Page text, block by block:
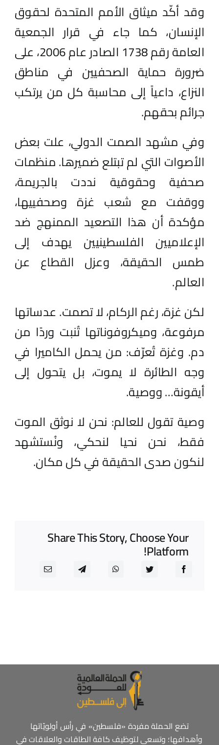
وقد أكّد ميثاق الأمم المتحدة لحقوق
الإنسان، كما جاء في قرار الجمعية
العامة رقم 1738 الصادر عام 2006، على
ضرورة حماية الصحفيين في مناطق
النزاع، داعياً إلى محاسبة كل من يرتكب
جرائم بحقهم.
وفي مشهد الصمت الدولي، علت بعض
الأصوات التي لم تبتلع ضميرها. منظمات
صحفية وحقوقية نددت بالجريمة،
ووقفت مع شعب غزة وصحفييها،
مؤكدة أن هذا التصعيد الممنهج ضد
الإعلاميين الفلسطينيين يهدف إلى
طمس الحقيقة، وعزل القطاع عن
العالم.
لكن غزة، رغم الركام، لا تصمت. عدساتها
مرفوعة، وميكروفوناتها تُنبت وردًا من
دم. وغزة تُعرّف: من يحمل الكاميرا في
وجه الطائرة لا يموت، بل يتحول إلى
أيقونة… ووصية.
وصية تقول للعالم: نحن لا نوثق الموت
فقط، نحن نحيا لنحكي، ونُستشهد
لنكون صدى الحقيقة في كل مكان.
Share This Story, Choose Your
Platform!
تضع الحملة مفردة «فلسطين» في رأس أولويّاتها
وأهدافها؛ وتسعى لتوظيف كافة الطاقات والعلاقات في